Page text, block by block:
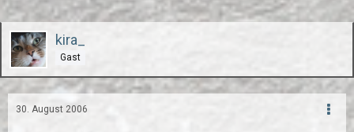
kira_
Gast
30. August 2006